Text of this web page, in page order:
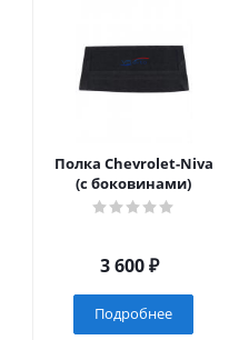
Полка Chevrolet-Niva
(с боковинами)
3 600₽
Подробнее